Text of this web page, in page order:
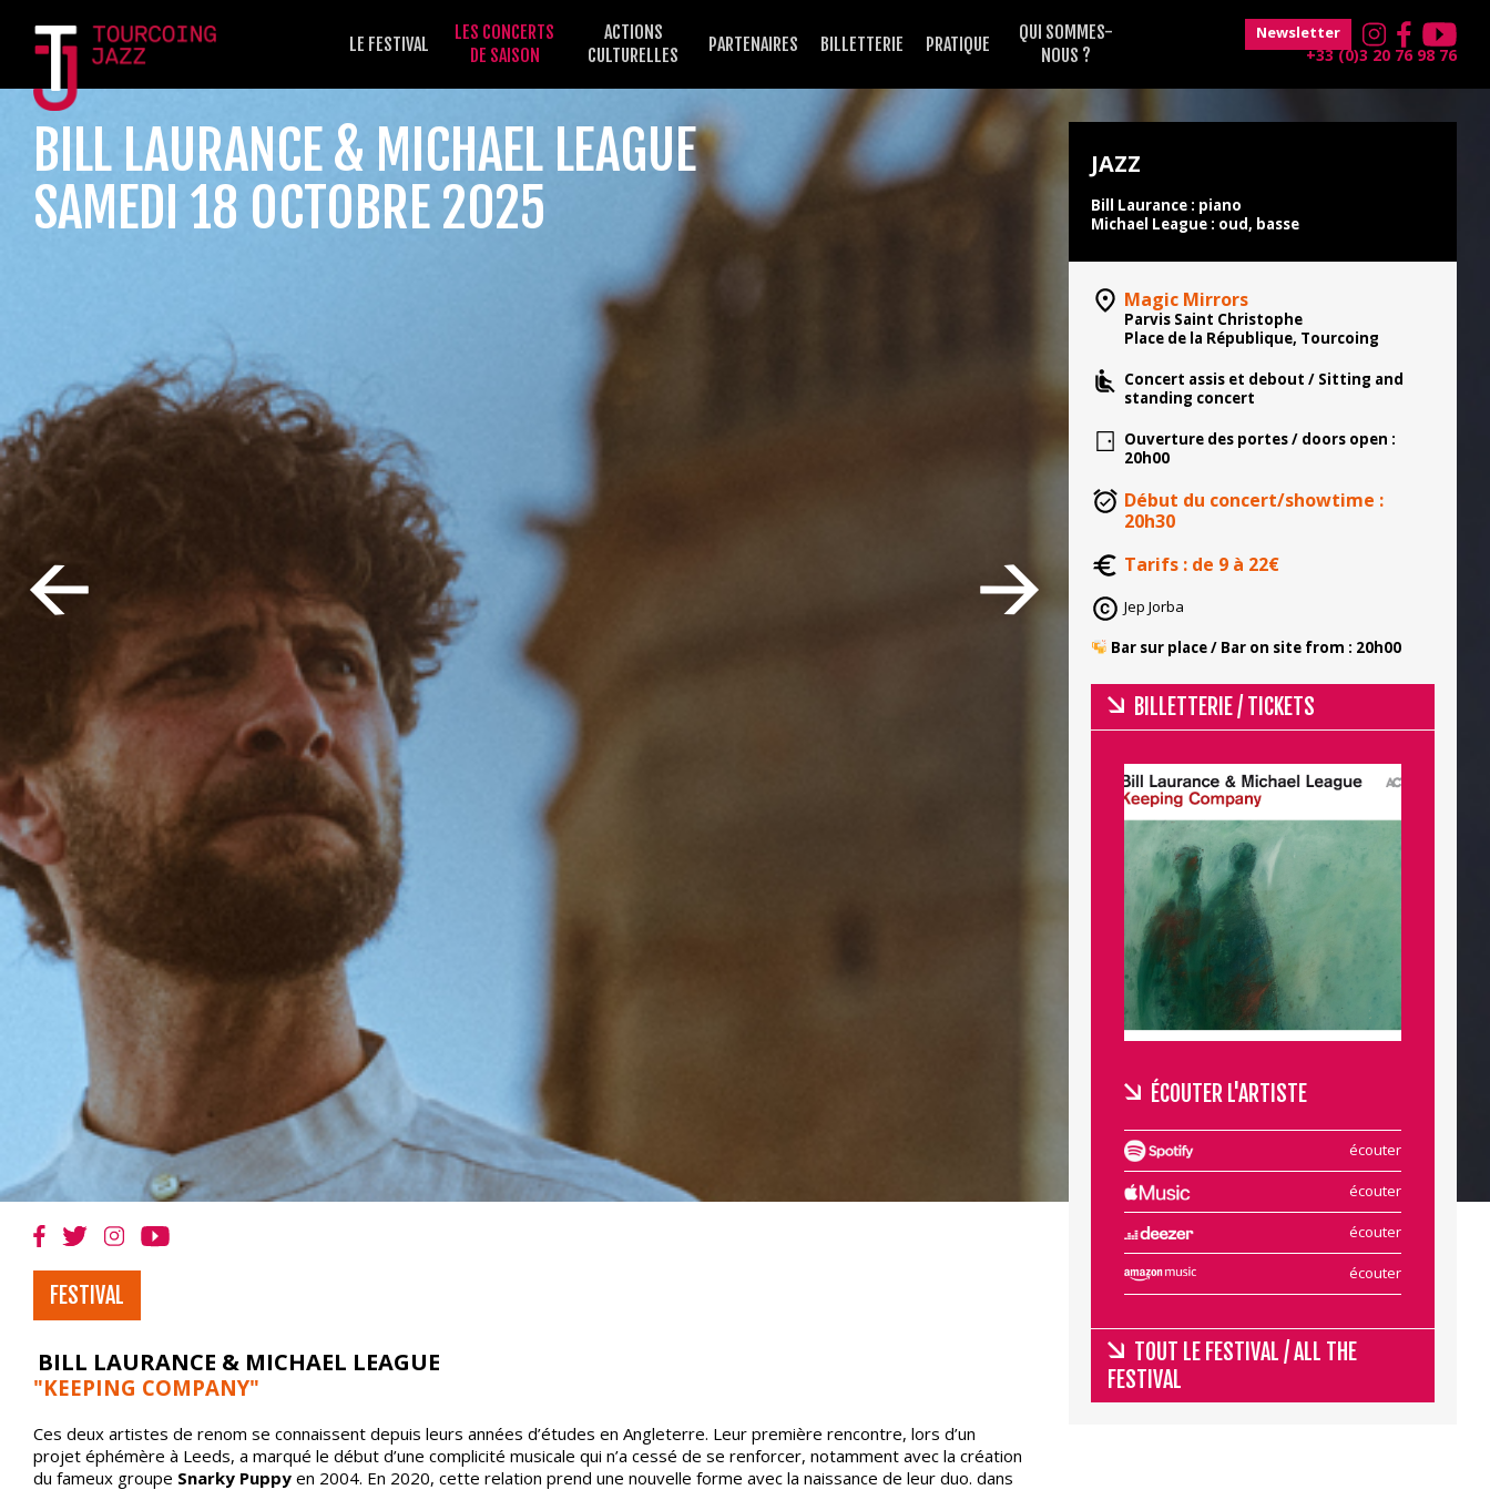
LE FESTIVAL
LES CONCERTS
DE SAISON
ACTIONS
CULTURELLES
PARTENAIRES BILLETTERIE PRATIQUE
QUI SOMMES-
NOUS ?
Newsletter
+33 (0)3 20 76 98 76
BILL LAURANCE & MICHAEL LEAGUE
SAMEDI 18 OCTOBRE 2025
FESTIVAL
BILL LAURANCE & MICHAEL LEAGUE
"KEEPING COMPANY"
Ces deux artistes de renom se connaissent depuis leurs années d’études en Angleterre. Leur première rencontre, lors d’un
projet éphémère à Leeds, a marqué le début d’une complicité musicale qui n’a cessé de se renforcer, notamment avec la création
du fameux groupe Snarky Puppy en 2004. En 2020, cette relation prend une nouvelle forme avec la naissance de leur duo. dans
JAZZ
Bill Laurance : piano
Michael League : oud, basse
Magic Mirrors
Parvis Saint Christophe
Place de la République, Tourcoing
Concert assis et debout / Sitting and
standing concert
Ouverture des portes / doors open :
20h00
Début du concert/showtime :
20h30
Tarifs : de 9 à 22€
Jep Jorba
​ ​Bar sur place / Bar on site from : 20h00
BILLETTERIE / TICKETS
ÉCOUTER L'ARTISTE
écouter
écouter
écouter
écouter
TOUT LE FESTIVAL / ALL THE
FESTIVAL